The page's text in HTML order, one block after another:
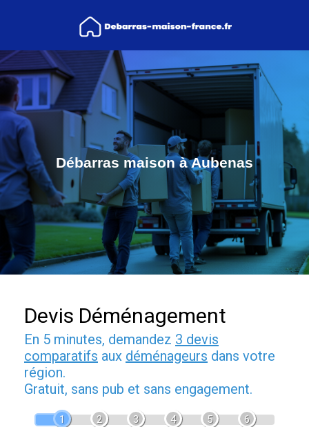
Débarras maison à Aubenas
Devis Déménagement
En 5 minutes, demandez 3 devis
comparatifs aux déménageurs dans votre
région.
Gratuit, sans pub et sans engagement.
1 2 3 4 5 6